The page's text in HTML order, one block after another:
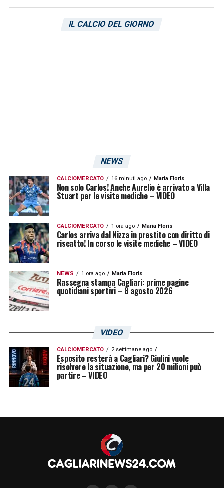
che in queste settimane hanno fatto molto
bene e hanno portato a casa la salvezza. Se
IL CALCIO DEL GIORNO
NEWS
CALCIOMERCATO 16 minuti ago Maria Floris
Non solo Carlos! Anche Aurelio è arrivato a Villa
Stuart per le visite mediche – VIDEO
CALCIOMERCATO 1 ora ago Maria Floris
Carlos arriva dal Nizza in prestito con diritto di
riscatto! In corso le visite mediche – VIDEO
NEWS 1 ora ago Maria Floris
Rassegna stampa Cagliari: prime pagine
quotidiani sportivi – 8 agosto 2026
VIDEO
CALCIOMERCATO 2 settimane ago
Esposito resterà a Cagliari? Giulini vuole
risolvere la situazione, ma per 20 milioni può
partire – VIDEO